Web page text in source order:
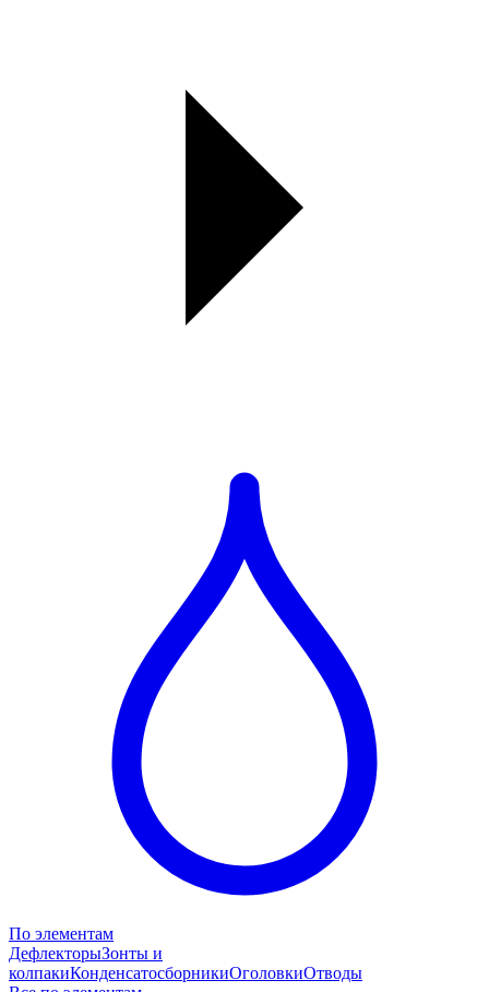
По элементам
ДефлекторыЗонты и
колпакиКонденсатосборникиОголовкиОтводы